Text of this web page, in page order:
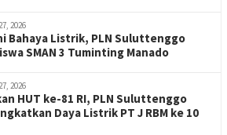
2026
Bahaya Listrik, PLN Suluttenggo
SMAN 3 Tuminting Manado
2026
HUT ke-81 RI, PLN Suluttenggo
Daya Listrik PT J RBM ke 10